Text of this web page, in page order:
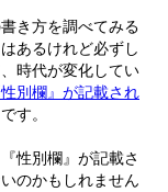
き方を調べてみる
あるけれど必ずし
時代が変化してい
別欄』が記載され
す。
性別欄』が記載さ
のかもしれません